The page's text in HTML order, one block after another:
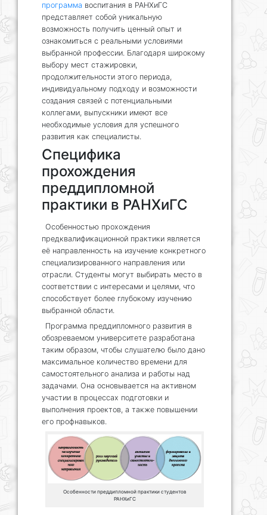
программа воспитания в РАНХиГС
представляет собой уникальную
возможность получить ценный опыт и
ознакомиться с реальными условиями
выбранной профессии. Благодаря широкому
выбору мест стажировки,
продолжительности этого периода,
индивидуальному подходу и возможности
создания связей с потенциальными
коллегами, выпускники имеют все
необходимые условия для успешного
развития как специалисты.
Специфика
прохождения
преддипломной
практики в РАНХиГС
Особенностью прохождения
предквалификационной практики является
её направленность на изучение конкретного
специализированного направления или
отрасли. Студенты могут выбирать место в
соответствии с интересами и целями, что
способствует более глубокому изучению
выбранной области.
Программа преддипломного развития в
обозреваемом университете разработана
таким образом, чтобы слушателю было дано
максимальное количество времени для
самостоятельного анализа и работы над
задачами. Она основывается на активном
участии в процессах подготовки и
выполнения проектов, а также повышении
его профнавыков.
Особенности преддипломной практики студентов
РАНХиГС